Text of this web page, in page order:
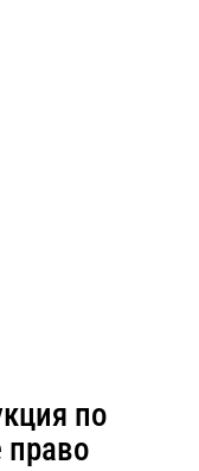
по